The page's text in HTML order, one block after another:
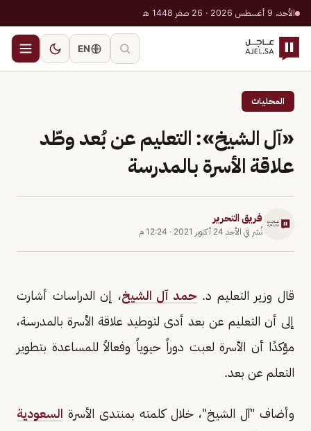
الأحد، 9 أغسطس 2026 · 26 صفر 1448 هـ
EN
المحليات
«آل الشيخ»: التعليم عن بُعد وطّد
علاقة الأسرة بالمدرسة
فريق التحرير
نُشر في الأحد 24 أكتوبر 2021 · 12:24 م
قال وزير التعليم د. حمد آل الشيخ، إن الدراسات أشارت
إلى أن التعليم عن بعد أدى لتوطيد علاقة الأسرة بالمدرسة،
مؤكدًا أن الأسرة لعبت دوراً حيوياً وفعالاً للمساعدة بتطوير
التعلم عن بعد.
وأضاف "آل الشيخ"، خلال كلمته بمنتدى الأسرة السعودية